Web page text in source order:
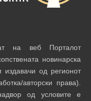
на веб Порталот
новинарска
од регионот
авторски права).
од условите е